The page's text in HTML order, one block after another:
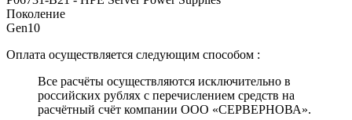
Поколение
Gen10
Оплата осуществляется следующим способом :
Все расчёты осуществляются исключительно в
российских рублях с перечислением средств на
расчётный счёт компании ООО «СЕРВЕРНОВА».